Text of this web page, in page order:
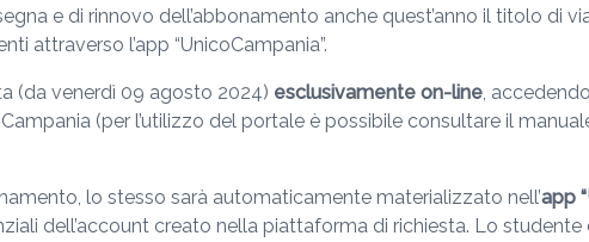
e di rinnovo dell’abbonamento anche quest’anno il titolo di
attraverso l’app “UnicoCampania”.
(da venerdì 09 agosto 2024) esclusivamente on-line,
(per l’utilizzo del portale è possibile consultare il
lo stesso sarà automaticamente materializzato nell’app
dell’account creato nella piattaforma di richiesta. Lo studente